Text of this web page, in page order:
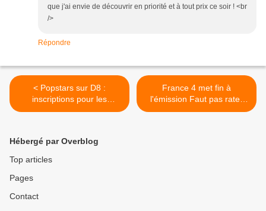
que j'ai envie de découvrir en priorité et à tout prix ce soir ! <br
/>
Répondre
< Popstars sur D8 :
inscriptions pour les
castings.
France 4 met fin à
l'émission Faut pas rater
ça! fin mars. >
Hébergé par Overblog
Top articles
Pages
Contact